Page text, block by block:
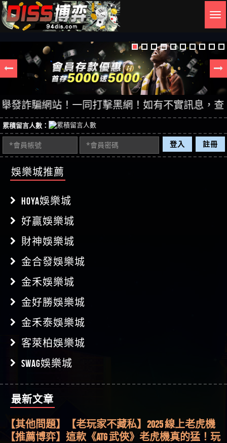
騙網站！一同打擊黑網！如有不實訊息，查證後
累積留言人數：
登入 註冊
娛樂城推薦
HOYA娛樂城
好贏娛樂城
財神娛樂城
金合發娛樂城
金禾娛樂城
金好勝娛樂城
金禾泰娛樂城
客萊柏娛樂城
SWAG娛樂城
最新文章
【其他問題】用理性數據指路，開啟你的高回報
娛樂之旅
【其他問題】【老玩家不藏私】2025 線上老虎機
這樣挑！RTP、波動率和平台安全的全攻略！
【推薦博弈】這款《ATG 武俠》老虎機真的猛！玩